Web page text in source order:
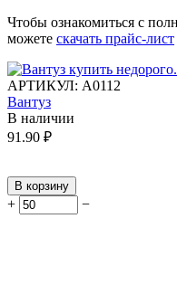
Чтобы ознакомиться с
можете скачать прайс-лист
АРТИКУЛ: А0112
Вантуз
В наличии
91.90 ₽
В корзину
+ −